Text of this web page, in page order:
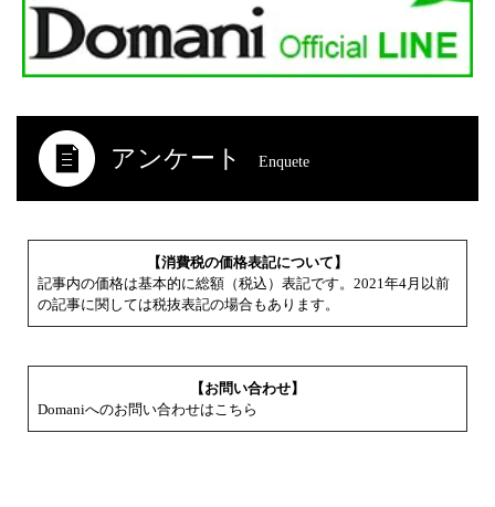
アンケート Enquete
【消費税の価格表記について】
記事内の価格は基本的に総額（税込）表記です。2021年4月以前
の記事に関しては税抜表記の場合もあります。
【お問い合わせ】
Domaniへのお問い合わせはこちら